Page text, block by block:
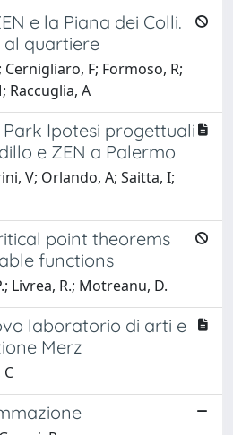
e la Piana dei Colli.
quartiere
F; Formoso, R;
Raccuglia, A
Park Ipotesi progettuali
e ZEN a Palermo
V; Orlando, A; Saitta, I;
point theorems
functions
Livrea, R.; Motreanu, D.
laboratorio di arti e
Merz